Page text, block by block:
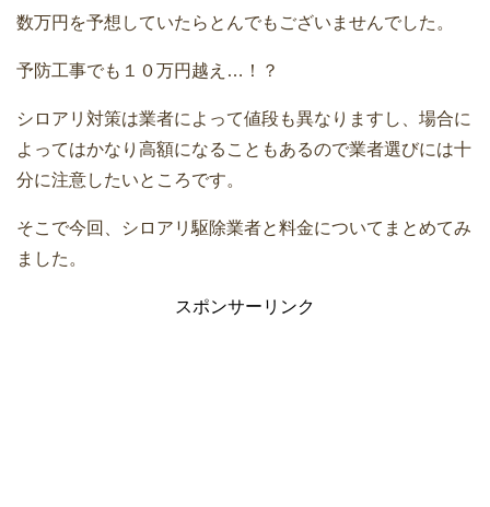
数万円を予想していたらとんでもございませんでした。
予防工事でも１０万円越え…！？
シロアリ対策は業者によって値段も異なりますし、場合に
よってはかなり高額になることもあるので業者選びには十
分に注意したいところです。
そこで今回、シロアリ駆除業者と料金についてまとめてみ
ました。
スポンサーリンク